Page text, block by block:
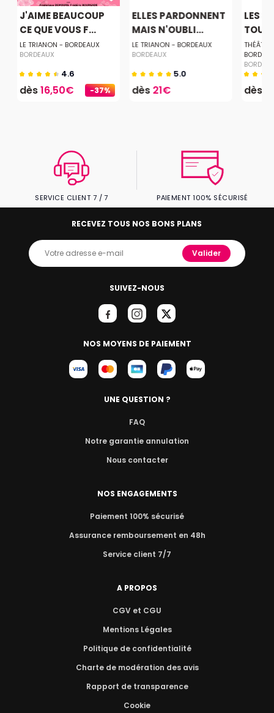
-37%
J'AIME BEAUCOUP
CE QUE VOUS F...
LE TRIANON - BORDEAUX
BORDEAUX
4.6
dès16,50€
ELLES PARDONNENT
MAIS N'OUBLI...
LE TRIANON - BORDEAUX
BORDEAUX
5.0
dès21€
LES
dès
SERVICE CLIENT 7 / 7 PAIEMENT 100% SÉCURISÉ
SUIVEZ-NOUS
NOS MOYENS DE PAIEMENT
RECEVEZ TOUS NOS BONS PLANS
Valider
UNE QUESTION ?
FAQ
Notre garantie annulation
Nous contacter
NOS ENGAGEMENTS
Paiement 100% sécurisé
Assurance remboursement en 48h
Service client 7/7
A PROPOS
CGV et CGU
Mentions Légales
Politique de confidentialité
Charte de modération des avis
Rapport de transparence
Cookie